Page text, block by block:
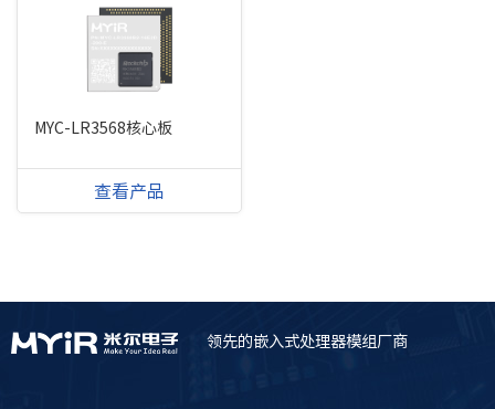
MYC-LR3568核心板
查看产品
领先的嵌入式处理器模组厂商